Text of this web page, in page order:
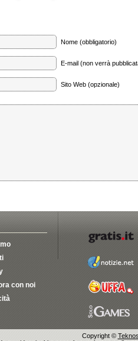
Nome (obbligatorio)
E-mail (non verrà
Sito Web (opzionale)
con noi
Copyright ©